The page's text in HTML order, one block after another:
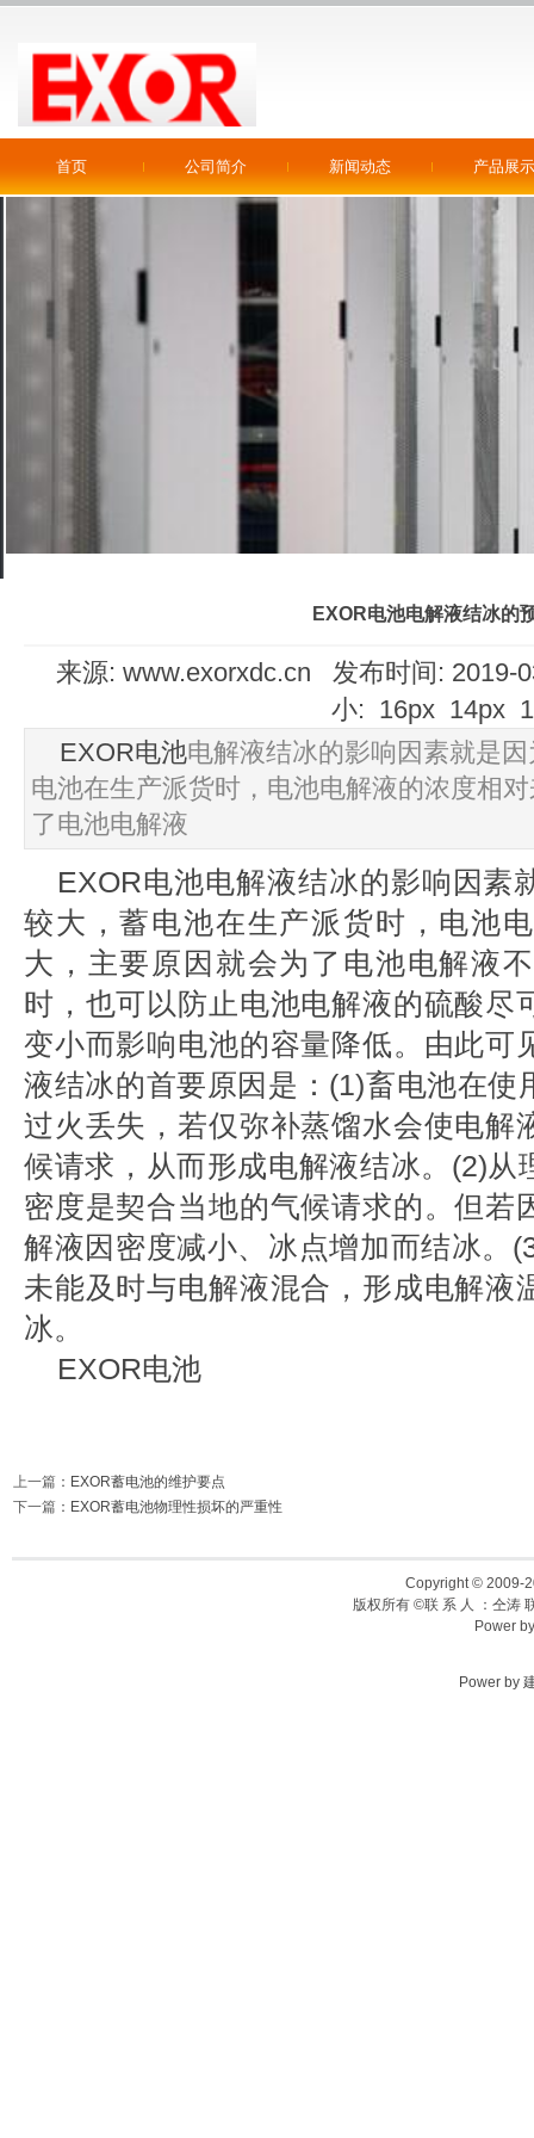
首页 公司简介 新闻动态 产品展示
EXOR电池电解液结冰的
来源: www.exorxdc.cn 发布时间:
小: 16px 14px
EXOR电池电解液结冰的影响因素就是
电池在生产派货时，电池电解液的浓度相
了电池电解液
EXOR电池电解液结冰的影响因素
较大，蓄电池在生产派货时，电池
大，主要原因就会为了电池电解液
时，也可以防止电池电解液的硫酸尽
变小而影响电池的容量降低。由此可
液结冰的首要原因是：(1)畜电池在使
过火丢失，若仅弥补蒸馏水会使电解
候请求，从而形成电解液结冰。(2)从
密度是契合当地的气候请求的。但若
解液因密度减小、冰点增加而结冰。
未能及时与电解液混合，形成电解液
冰。
EXOR电池
上一篇 ： EXOR蓄电池的维护要点
下一篇 ： EXOR蓄电池物理性损坏的严重性
Copyright © 2009-
版权所有 ©联 系 人 ：仝涛
Power
Power by